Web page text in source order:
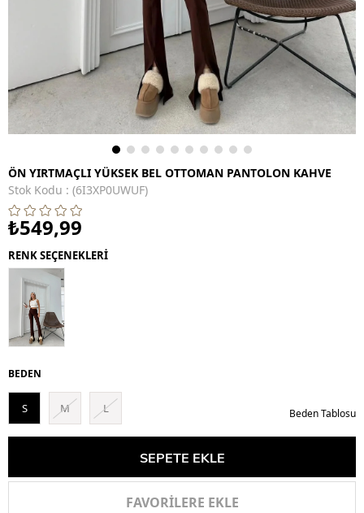
ÖN YIRTMAÇLI YÜKSEK BEL OTTOMAN PANTOLON KAHVE
Stok Kodu
(6I3XP0UWUF)
₺549,99
RENK SEÇENEKLERİ
BEDEN
S M L Beden Tablosu
FAVORILERE EKLE